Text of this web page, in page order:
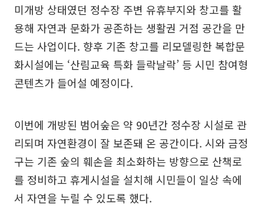
미개방 상태였던 정수장 주변 유휴부지와 창고를 활
용해 자연과 문화가 공존하는 생활권 거점 공간을 만
드는 사업이다. 향후 기존 창고를 리모델링한 복합문
화시설에는 ‘산림교육 특화 들락날락’ 등 시민 참여형
콘텐츠가 들어설 예정이다.
이번에 개방된 범어숲은 약 90년간 정수장 시설로 관
리되며 자연환경이 잘 보존돼 온 공간이다. 시와 금정
구는 기존 숲의 훼손을 최소화하는 방향으로 산책로
를 정비하고 휴게시설을 설치해 시민들이 일상 속에
서 자연을 누릴 수 있도록 했다.